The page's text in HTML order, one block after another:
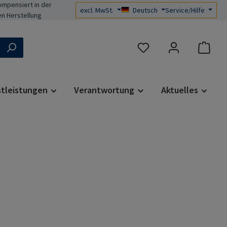
in der
Herstellung
excl. MwSt. Deutsch Service/Hilfe
Du hast 0 Produkte auf
Verantwortung Aktuelles